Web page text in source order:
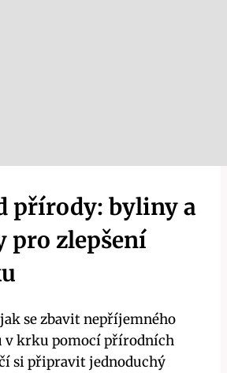
přírody: byliny a
⁢pro zlepšení
se ‌zbavit nepříjemného⁢
v krku pomocí ​přírodních
si připravit jednoduchý